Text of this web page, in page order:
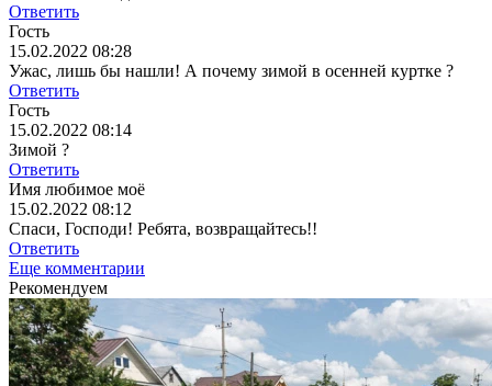
Ответить
Гость
15.02.2022 08:28
Ужас, лишь бы нашли! А почему зимой в осенней куртке ?
Ответить
Гость
15.02.2022 08:14
Зимой ?
Ответить
Имя любимое моë
15.02.2022 08:12
Спаси, Господи! Ребята, возвращайтесь!!
Ответить
Еще комментарии
Рекомендуем